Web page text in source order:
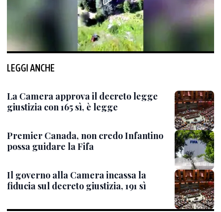
LEGGI ANCHE
La Camera approva il decreto legge
giustizia con 165 sì, è legge
Premier Canada, non credo Infantino
possa guidare la Fifa
Il governo alla Camera incassa la
fiducia sul decreto giustizia, 191 sì